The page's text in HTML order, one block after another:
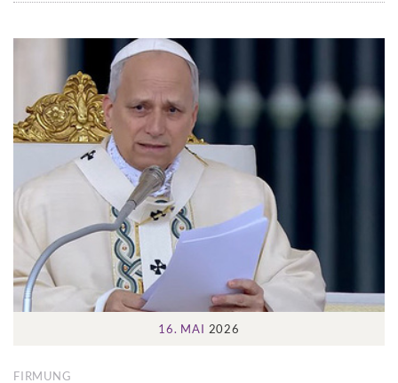
16. MAI 2026
FIRMUNG